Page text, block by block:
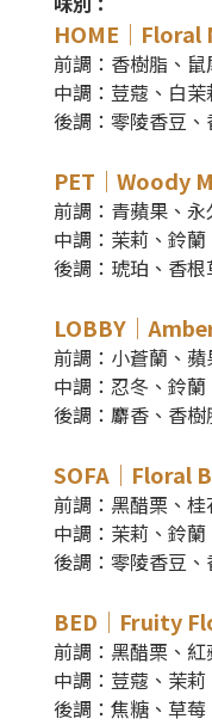
HOME｜Floral
前調：香樹脂、鼠
中調：荳蔻、白茉
後調：零陵香豆
PET｜Woody
前調：青蘋果、永
中調：茉莉、鈴蘭
後調：琥珀、香
LOBBY｜
前調 ： 小蒼蘭、蘋
中調 ：忍冬、鈴
後調 ： 麝香、香樹
SOFA｜Floral
前調 ： 黑醋栗、桂
中調 ：茉莉、鈴
後調 ： 零陵香豆
BED｜Fruity
前調 ： 黑醋栗、
中調 ：荳蔻、茉莉
後調 ： 焦糖、草莓